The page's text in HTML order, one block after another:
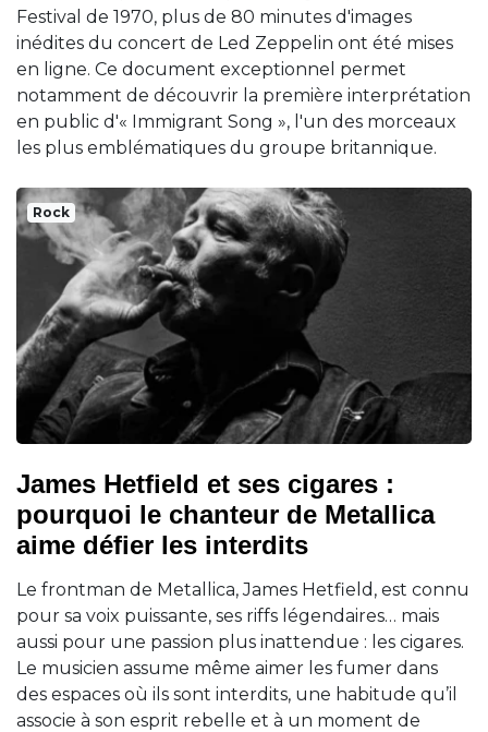
Festival de 1970, plus de 80 minutes d'images
inédites du concert de Led Zeppelin ont été mises
en ligne. Ce document exceptionnel permet
notamment de découvrir la première interprétation
en public d'« Immigrant Song », l'un des morceaux
les plus emblématiques du groupe britannique.
Rock
James Hetfield et ses cigares :
pourquoi le chanteur de Metallica
aime défier les interdits
Le frontman de Metallica, James Hetfield, est connu
pour sa voix puissante, ses riffs légendaires… mais
aussi pour une passion plus inattendue : les cigares.
Le musicien assume même aimer les fumer dans
des espaces où ils sont interdits, une habitude qu’il
associe à son esprit rebelle et à un moment de